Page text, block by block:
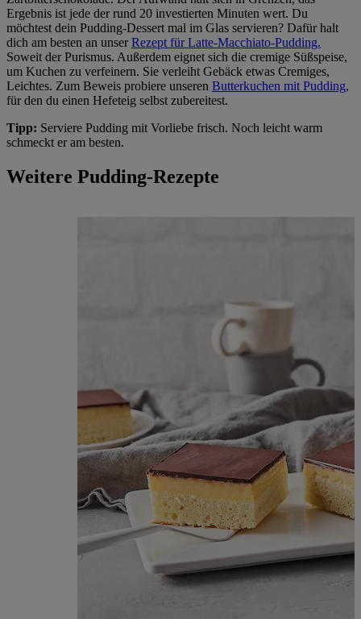
Ergebnis ist jede der rund 20 investierten Minuten wert. Du
möchtest dein Pudding-Dessert mal im Glas servieren? Dafür halt
dich am besten an unserRezept für Latte-Macchiato-Pudding.
Soweit der Purismus. Außerdem eignet sich die cremige Süßspeise,
um Kuchen zu verfeinern. Sie verleiht Gebäck etwas Cremiges,
Leichtes. Zum Beweis probiere unseren Butterkuchen mit Pudding,
für den du einen Hefeteig selbst zubereitest.
Tipp: Serviere Pudding mit Vorliebe frisch. Noch leicht warm
schmeckt er am besten.
Weitere Pudding-Rezepte